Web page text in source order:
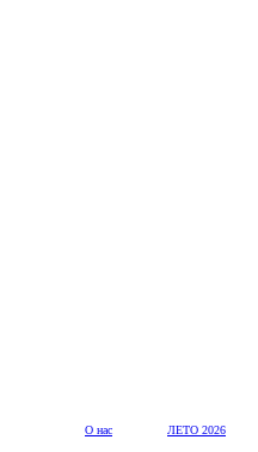
О нас ЛЕТО 2026